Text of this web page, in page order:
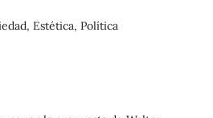
Estética, Política